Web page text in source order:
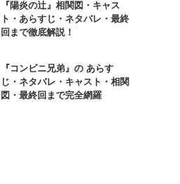
『陽炎の辻』相関図・キャス
ト・あらすじ・ネタバレ・最終
回まで徹底解説！
『コンビニ兄弟』の あらす
じ・ネタバレ・キャスト・相関
図・最終回まで完全網羅